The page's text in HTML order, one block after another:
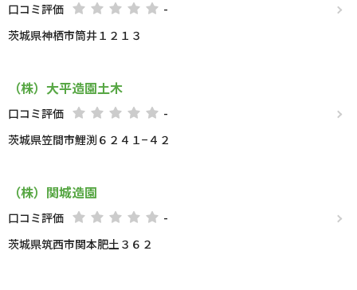
口コミ評価
-
茨城県神栖市筒井１２１３
（株）大平造園土木
口コミ評価
-
茨城県笠間市鯉渕６２４１−４２
（株）関城造園
口コミ評価
-
茨城県筑西市関本肥土３６２